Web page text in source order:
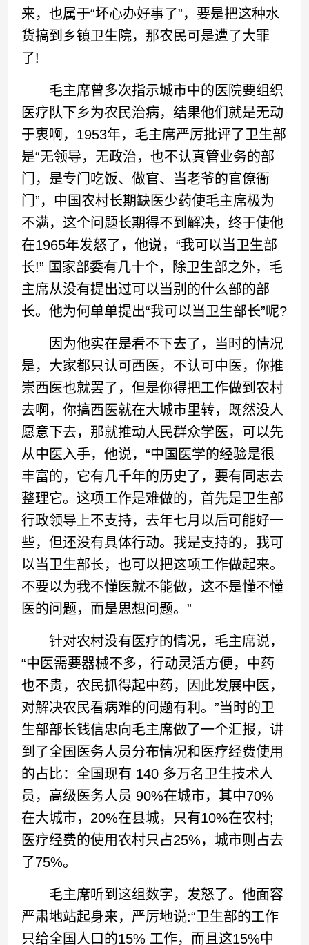
来，也属于“坏心办好事了”，要是把这种水
货搞到乡镇卫生院，那农民可是遭了大罪
了!
毛主席曾多次指示城市中的医院要组织
医疗队下乡为农民治病，结果他们就是无动
于衷啊，1953年，毛主席严厉批评了卫生部
是“无领导，无政治，也不认真管业务的部
门，是专门吃饭、做官、当老爷的官僚衙
门”，中国农村长期缺医少药使毛主席极为
不满，这个问题长期得不到解决，终于使他
在1965年发怒了，他说，“我可以当卫生部
长!” 国家部委有几十个，除卫生部之外，毛
主席从没有提出过可以当别的什么部的部
长。他为何单单提出“我可以当卫生部长”呢?
因为他实在是看不下去了，当时的情况
是，大家都只认可西医，不认可中医，你推
崇西医也就罢了，但是你得把工作做到农村
去啊，你搞西医就在大城市里转，既然没人
愿意下去，那就推动人民群众学医，可以先
从中医入手，他说，“中国医学的经验是很
丰富的，它有几千年的历史了，要有同志去
整理它。这项工作是难做的，首先是卫生部
行政领导上不支持，去年七月以后可能好一
些，但还没有具体行动。我是支持的，我可
以当卫生部长，也可以把这项工作做起来。
不要以为我不懂医就不能做，这不是懂不懂
医的问题，而是思想问题。”
针对农村没有医疗的情况，毛主席说，
“中医需要器械不多，行动灵活方便，中药
也不贵，农民抓得起中药，因此发展中医，
对解决农民看病难的问题有利。”当时的卫
生部部长钱信忠向毛主席做了一个汇报，讲
到了全国医务人员分布情况和医疗经费使用
的占比：全国现有 140 多万名卫生技术人
员，高级医务人员 90%在城市，其中70%
在大城市，20%在县城，只有10%在农村;
医疗经费的使用农村只占25%，城市则占去
了75%。
毛主席听到这组数字，发怒了。他面容
严肃地站起身来，严厉地说:“卫生部的工作
只给全国人口的15% 工作，而且这15%中